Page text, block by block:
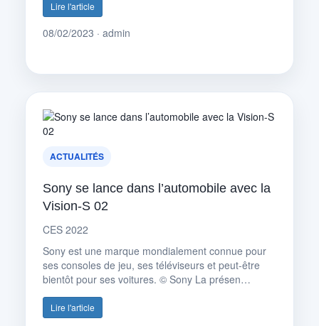
Lire l'article
08/02/2023 · admin
ACTUALITÉS
Sony se lance dans l’automobile avec la
Vision-S 02
CES 2022
Sony est une marque mondialement connue pour
ses consoles de jeu, ses téléviseurs et peut-être
bientôt pour ses voitures. © Sony La présen…
Lire l'article